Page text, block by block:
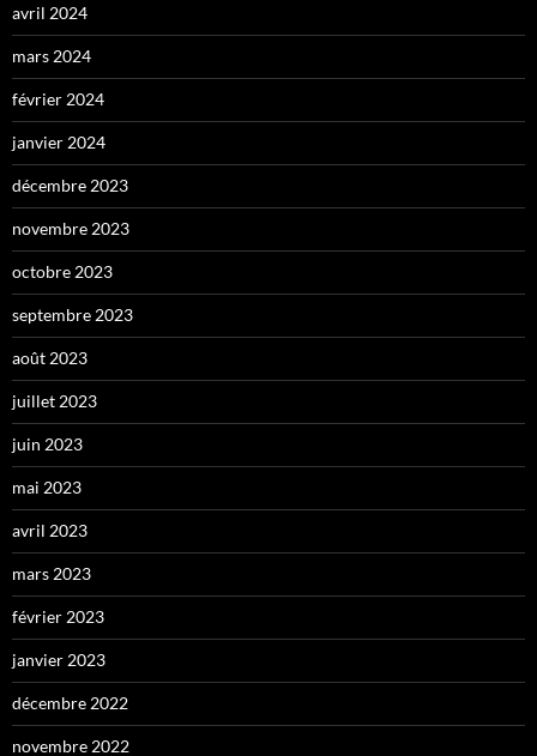
avril 2024
mars 2024
février 2024
janvier 2024
décembre 2023
novembre 2023
octobre 2023
septembre 2023
août 2023
juillet 2023
juin 2023
mai 2023
avril 2023
mars 2023
février 2023
janvier 2023
décembre 2022
novembre 2022